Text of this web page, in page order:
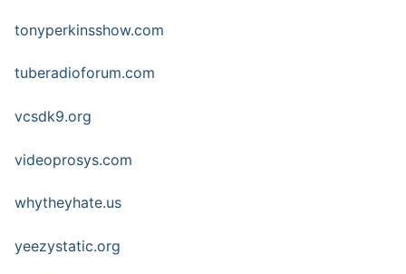
tonyperkinsshow.com
tuberadioforum.com
vcsdk9.org
videoprosys.com
whytheyhate.us
yeezystatic.org